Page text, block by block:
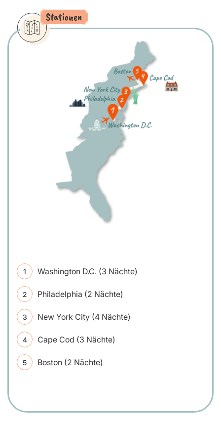
Stationen
Washington D.C. (3 Nächte)
Philadelphia (2 Nächte)
New York City (4 Nächte)
Cape Cod (3 Nächte)
Boston (2 Nächte)